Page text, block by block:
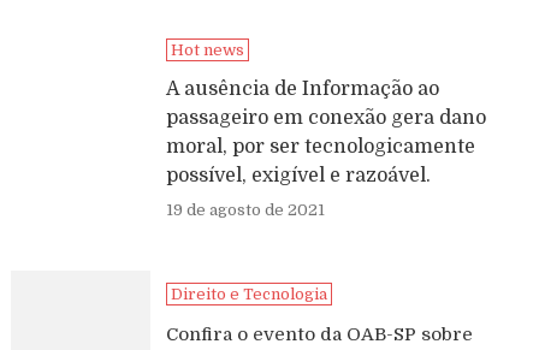
Hot news
A ausência de Informação ao
passageiro em conexão gera dano
moral, por ser tecnologicamente
possível, exigível e razoável.
19 de agosto de 2021
Direito e Tecnologia
Confira o evento da OAB-SP sobre